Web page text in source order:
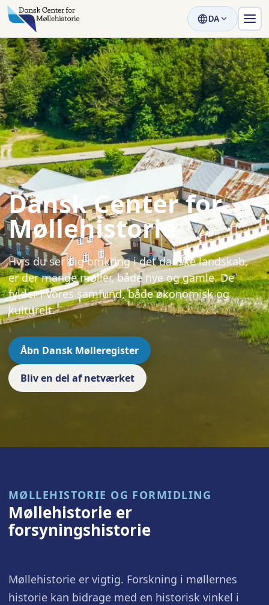
DA
Dansk Center for
Møllehistorie
Hvis du ser dig omkring i det danske landskab,
er der mange møller, både nye og gamle. De
fylder i vores samfund, både økonomisk og
kulturelt.
Åbn Dansk Mølleregister
Bliv en del af netværket
MØLLEHISTORIE OG FORMIDLING
Møllehistorie er
forsyningshistorie
Møllehistorie er vigtig. Forskning i møllernes
historie kan bidrage med en historisk vinkel i